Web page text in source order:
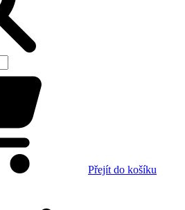
Přejít do košíku